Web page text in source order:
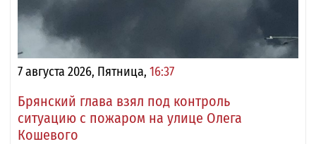
7 августа 2026, Пятница, 16:37
Брянский глава взял под контроль
ситуацию с пожаром на улице Олега
Кошевого